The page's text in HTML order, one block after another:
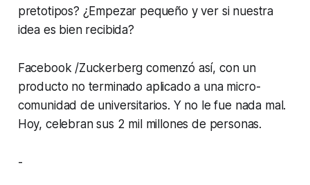
pretotipos? ¿Empezar pequeño y ver si nuestra
idea es bien recibida?
Facebook /Zuckerberg comenzó así, con un
producto no terminado aplicado a una micro-
comunidad de universitarios. Y no le fue nada mal.
Hoy, celebran sus 2 mil millones de personas.
-